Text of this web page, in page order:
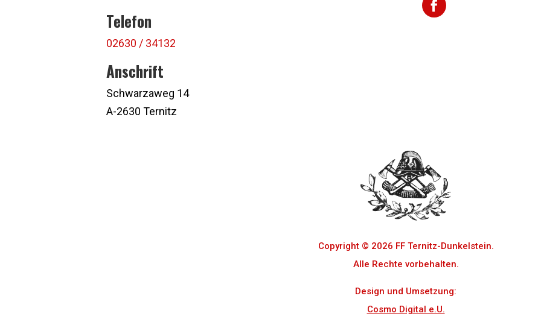
Telefon
02630 / 34132
Anschrift
Schwarzaweg 14
A-2630 Ternitz
Copyright © 2026 FF Ternitz-Dunkelstein.
Alle Rechte vorbehalten.
Design und Umsetzung:
Cosmo Digital e.U.